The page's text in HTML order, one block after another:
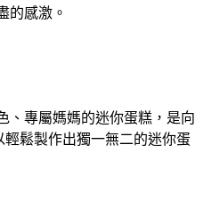
的感激。
、 專屬媽媽的迷你蛋糕， 是向
鬆製作出獨一無二的迷你蛋